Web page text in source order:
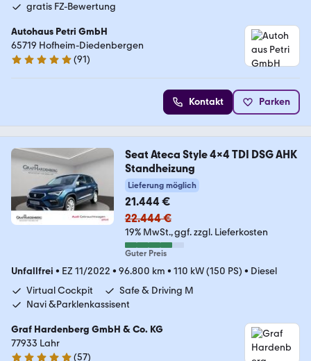
gratis FZ-Bewertung
Autohaus Petri GmbH
65719 Hofheim-Diedenbergen
4.8 Sterne
(91)
Kontakt Parken
Seat Ateca Style 4x4 TDI DSG AHK
Standheizung
Lieferung möglich
21.444 €
22.444 €
19% MwSt. ggf. zzgl. Lieferkosten
Guter Preis
Unfallfrei • EZ 11/2022 • 96.800 km • 110 kW (150 PS) • Diesel
Virtual Cockpit
Safe & Driving M
Navi &Parklenkassisent
Graf Hardenberg GmbH & Co. KG
77933 Lahr
(57)